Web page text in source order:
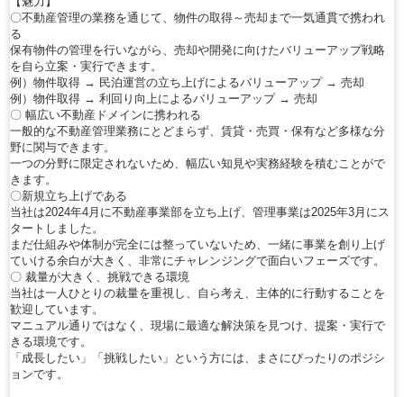
〇不動産管理の業務を通じて、物件の取得～売却まで一気通貫で携われ
る
保有物件の管理を行いながら、売却や開発に向けたバリューアップ戦略
を自ら立案・実行できます。
例）物件取得 → 民泊運営の立ち上げによるバリューアップ → 売却
例）物件取得 → 利回り向上によるバリューアップ → 売却
〇 幅広い不動産ドメインに携われる
一般的な不動産管理業務にとどまらず、賃貸・売買・保有など多様な分
野に関与できます。
一つの分野に限定されないため、幅広い知見や実務経験を積むことがで
きます。
〇新規立ち上げである
当社は2024年4月に不動産事業部を立ち上げ、管理事業は2025年3月にス
タートしました。
まだ仕組みや体制が完全には整っていないため、一緒に事業を創り上げ
ていける余白が大きく、非常にチャレンジングで面白いフェーズです。
〇 裁量が大きく、挑戦できる環境
当社は一人ひとりの裁量を重視し、自ら考え、主体的に行動することを
歓迎しています。
マニュアル通りではなく、現場に最適な解決策を見つけ、提案・実行で
きる環境です。
「成長したい」「挑戦したい」という方には、まさにぴったりのポジシ
ョンです。